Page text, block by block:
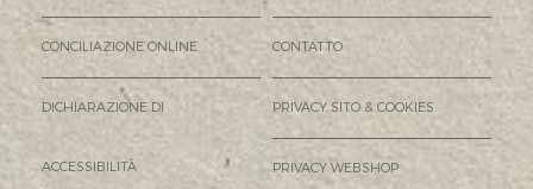
CONCILIAZIONE ONLINE CONTATTO
DICHIARAZIONE DI
ACCESSIBILITÀ
PRIVACY SITO & COOKIES
PRIVACY WEBSHOP